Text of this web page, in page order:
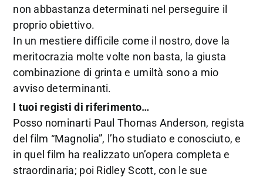
non abbastanza determinati nel perseguire il
proprio obiettivo.
In un mestiere difficile come il nostro, dove la
meritocrazia molte volte non basta, la giusta
combinazione di grinta e umiltà sono a mio
avviso determinanti.
I tuoi registi di riferimento…
Posso nominarti Paul Thomas Anderson, regista
del film “Magnolia”, l’ho studiato e conosciuto, e
in quel film ha realizzato un’opera completa e
straordinaria; poi Ridley Scott, con le sue